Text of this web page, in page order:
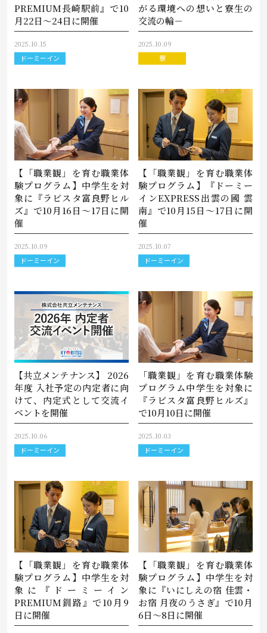
PREMIUM長崎駅前』で10
月22日～24日に開催
2025.10.15
ドーミーイン
がる環境への想いと寮生の
交流の輪－
2025.10.09
寮
【「職業観」を育む職業体
験プログラム】中学生を対
象に『ラビスタ富良野ヒル
ズ』で10月16日～17日に開
催
2025.10.09
ドーミーイン
【「職業観」を育む職業体
験プログラム】『ドーミー
インEXPRESS出雲の國 雲
南』で10月15日～17日に開
催
2025.10.07
ドーミーイン
【共立メンテナンス】 2026
年度 入社予定の内定者に向
けて、内定式として交流イ
ベントを開催
2025.10.06
ドーミーイン
「職業観」を育む職業体験
プログラム中学生を対象に
『ラビスタ富良野ヒルズ』
で10月10日に開催
2025.10.03
ドーミーイン
【「職業観」を育む職業体
験プログラム】中学生を対
象に『ドーミーイン
PREMIUM釧路』で10月9
日に開催
【「職業観」を育む職業体
験プログラム】中学生を対
象に『いにしえの宿 佳雲・
お宿 月夜のうさぎ』で10月
6日～8日に開催